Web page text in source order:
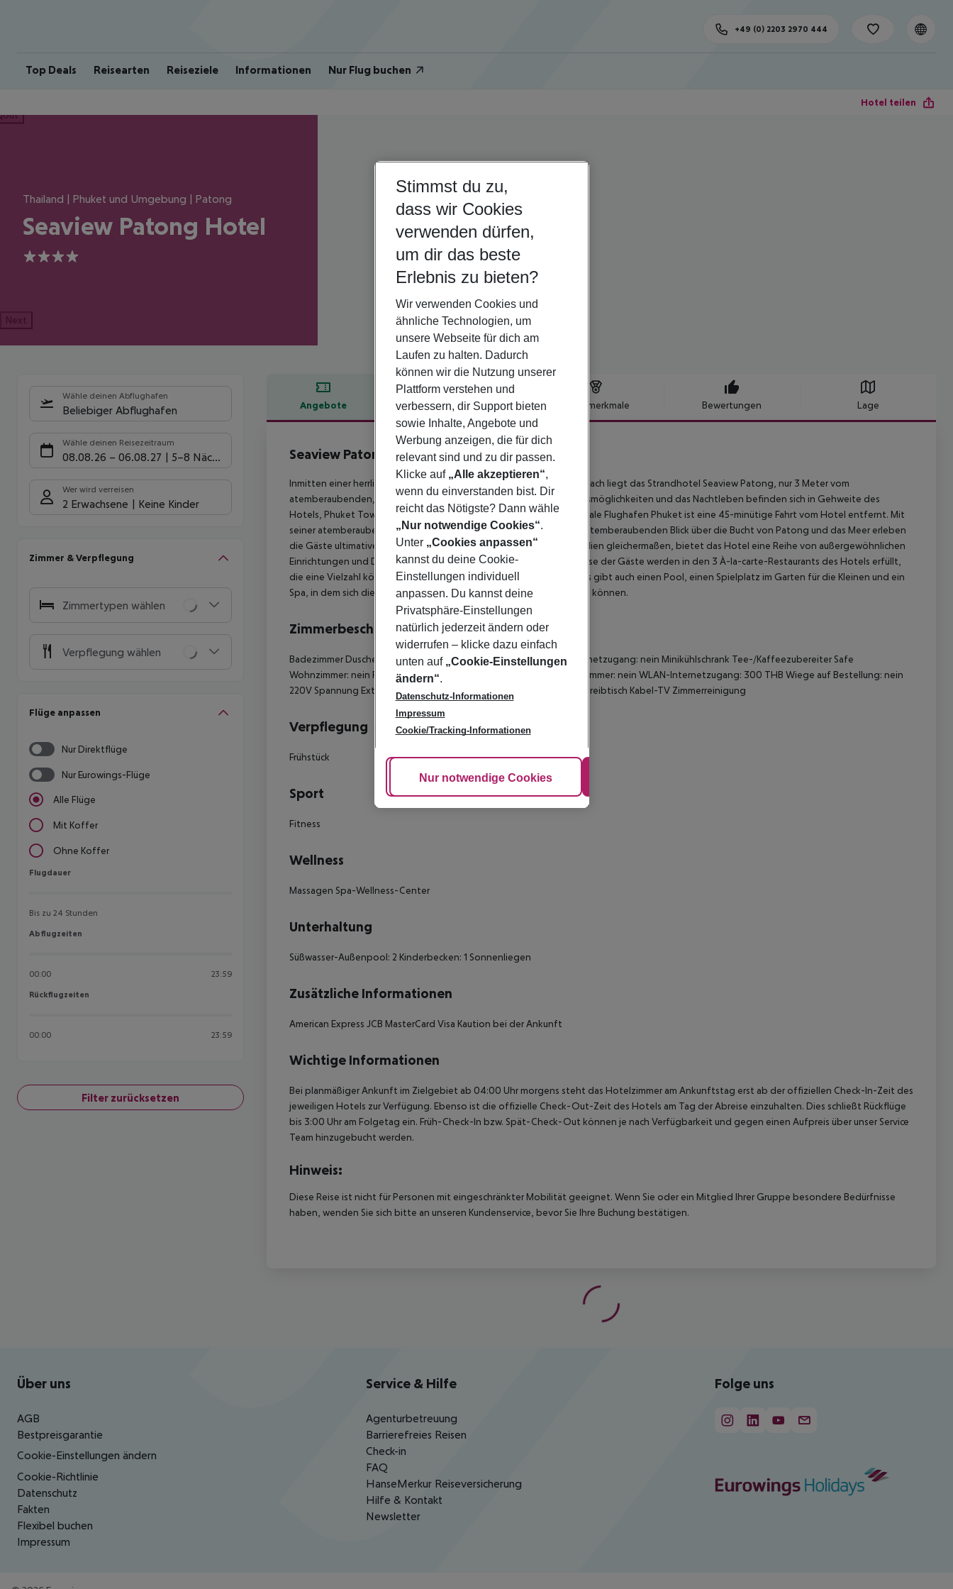
Top Deals Reisearten Reiseziele Informationen Nur Flug buchen
+49 (0) 2203 2970 444
Hotel teilen
Thailand | Phuket und Umgebung | Patong
Seaview Patong Hotel
4
Next
Wähle deinen Abflughafen
Beliebiger Abflughafen
Wähle deinen Reisezeitraum
08.08.26 – 06.08.27 5-8 Nächte
Wer wird verreisen
2 Erwachsene Keine Kinder
Zimmer & Verpflegung
Zimmertypen wählen
Verpflegung wählen
Flüge anpassen
Nur Direktflüge
Nur Eurowings-Flüge
Alle Flüge
Mit Koffer
Ohne Koffer
Flugdauer
Flugdauer
Bis zu 24 Stunden
Abflugzeiten
Abflugzeiten
00:00 23:59
Rückflugzeiten
Rückflugzeiten
00:00 23:59
Filter zurücksetzen
Angebote Hotelbeschreibung Hotelmerkmale Bewertungen Lage
Hotelbeschreibung
Seaview Patong Hotel
Inmitten einer herrlichen Umgebung am ruhigen Ende des Patong Beach liegt das Strandhotel Seaview Patong, nur 3 Meter vom
atemberaubenden, unberührten Strand entfernt. Zahlreiche Einkaufsmöglichkeiten und das Nachtleben befinden sich in Gehweite des
Hotels, Phuket Town ist nur 25 Minuten entfernt und der internationale Flughafen Phuket ist eine 45-minütige Fahrt vom Hotel entfernt. Mit
seiner atemberaubenden Einrichtung im traditionellen Stil und dem atemberaubenden Blick über die Bucht von Patong und das Meer erleben
die Gäste ultimative Entspannung und Ruhe. Ideal für Paare und Familien gleichermaßen, bietet das Hotel eine Reihe von außergewöhnlichen
Einrichtungen und Dienstleistungen. Die gastronomischen Bedürfnisse der Gäste werden in den 3 À-la-carte-Restaurants des Hotels erfüllt,
die eine Vielzahl köstlicher Optionen für jeden Geschmack bieten. Es gibt auch einen Pool, einen Spielplatz im Garten für die Kleinen und ein
Spa, in dem sich die Erwachsenen entspannen und verwöhnen lassen können.
Zimmerbeschreibung
Badezimmer Dusche Haartrockner Direktwahltelefon Fernseher Internetzugang: nein Minikühlschrank Tee-/Kaffeezubereiter Safe
Wohnzimmer: nein Für Rollstühle geeignet: nein Barrierefreies Badezimmer: nein WLAN-Internetzugang: 300 THB Wiege auf Bestellung: nein
220V Spannung Extrabetten auf Bestellung: nein Kosmetikartikel Schreibtisch Kabel-TV Zimmerreinigung
Verpflegung
Frühstück
Sport
Fitness
Wellness
Massagen Spa-Wellness-Center
Unterhaltung
Süßwasser-Außenpool: 2 Kinderbecken: 1 Sonnenliegen
Zusätzliche Informationen
American Express JCB MasterCard Visa Kaution bei der Ankunft
Wichtige Informationen
Bei planmäßiger Ankunft im Zielgebiet ab 04:00 Uhr morgens steht das Hotelzimmer am Ankunftstag erst ab der offiziellen Check-In-Zeit des
jeweiligen Hotels zur Verfügung. Ebenso ist die offizielle Check-Out-Zeit des Hotels am Tag der Abreise einzuhalten. Dies schließt Rückflüge
bis 3:00 Uhr am Folgetag ein. Früh-Check-In bzw. Spät-Check-Out können je nach Verfügbarkeit und gegen einen Aufpreis über unser Service
Team hinzugebucht werden.
Hinweis:
Diese Reise ist nicht für Personen mit eingeschränkter Mobilität geeignet. Wenn Sie oder ein Mitglied Ihrer Gruppe besondere Bedürfnisse
haben, wenden Sie sich bitte an unseren Kundenservice, bevor Sie Ihre Buchung bestätigen.
Footer navigation
Über uns
AGB
Bestpreisgarantie
Cookie-Einstellungen ändern
Cookie-Richtlinie
Datenschutz
Fakten
Flexibel buchen
Impressum
Service & Hilfe
Agenturbetreuung
Barrierefreies Reisen
Check-in
FAQ
HanseMerkur Reiseversicherung
Hilfe & Kontakt
Newsletter
Folge uns
Stimmst du zu,
dass wir Cookies
verwenden dürfen,
um dir das beste
Erlebnis zu bieten?
Wir verwenden Cookies und
ähnliche Technologien, um
unsere Webseite für dich am
Laufen zu halten. Dadurch
können wir die Nutzung unserer
Plattform verstehen und
verbessern, dir Support bieten
sowie Inhalte, Angebote und
Werbung anzeigen, die für dich
relevant sind und zu dir passen.
Klicke auf „Alle akzeptieren“,
wenn du einverstanden bist. Dir
reicht das Nötigste? Dann wähle
„Nur notwendige Cookies“.
Unter „Cookies anpassen“
kannst du deine Cookie-
Einstellungen individuell
anpassen. Du kannst deine
Privatsphäre-Einstellungen
natürlich jederzeit ändern oder
widerrufen – klicke dazu einfach
unten auf „Cookie-Einstellungen
ändern“.
Datenschutz-Informationen
Impressum
Cookie/Tracking-Informationen
Cookie anpassen
Nur notwendige Cookies